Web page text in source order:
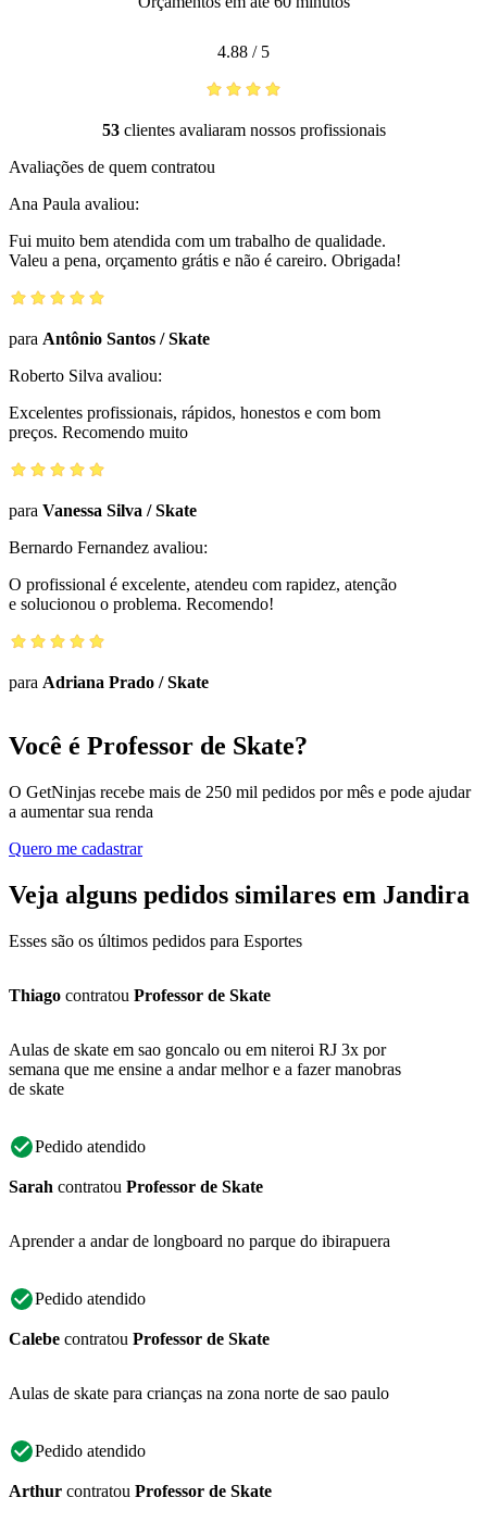
4.88 / 5
53clientes avaliaram nossos profissionais
Avaliações de quem contratou
Ana Paula avaliou:
Fui muito bem atendida com um trabalho de qualidade.
Valeu a pena, orçamento grátis e não é careiro. Obrigada!
para Antônio Santos /Skate
Roberto Silva avaliou:
Excelentes profissionais, rápidos, honestos e com bom
preços. Recomendo muito
para Vanessa Silva /Skate
Bernardo Fernandez avaliou:
O profissional é excelente, atendeu com rapidez, atenção
e solucionou o problema. Recomendo!
para Adriana Prado /Skate
Você é Professor de Skate?
O GetNinjas recebe mais de 250 mil pedidos por mês e pode ajudar
a aumentar sua renda
Quero me cadastrar
Veja alguns pedidos similares em Jandira
Esses são os últimos pedidos para Esportes
Thiago contratou Professor de Skate
Aulas de skate em sao goncalo ou em niteroi RJ 3x por
semana que me ensine a andar melhor e a fazer manobras
de skate
Pedido atendido
Sarah contratou Professor de Skate
Aprender a andar de longboard no parque do ibirapuera
Pedido atendido
Calebe contratou Professor de Skate
Aulas de skate para crianças na zona norte de sao paulo
Pedido atendido
Arthur contratou Professor de Skate